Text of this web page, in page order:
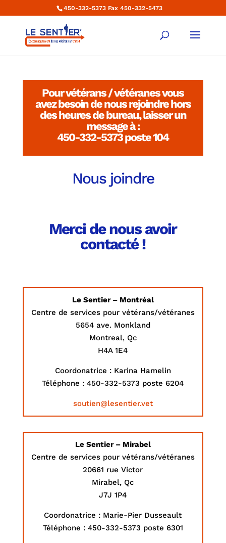
450-332-5373 Fax 450-332-5473
Pour vétérans / vétéranes vous
avez besoin de nous rejoindre hors
des heures de bureau, laisser un
message à :
450-332-5373 poste 104
Nous joindre
Merci de nous avoir
contacté !
Le Sentier – Montréal
Centre de services pour vétérans/vétéranes
5654 ave. Monkland
Montreal, Qc
H4A 1E4
Coordonatrice : Karina Hamelin
Téléphone : 450-332-5373 poste 6204
soutien@lesentier.vet
Le Sentier – Mirabel
Centre de services pour vétérans/vétéranes
20661 rue Victor
Mirabel, Qc
J7J 1P4
Coordonatrice : Marie-Pier Dusseault
Téléphone : 450-332-5373 poste 6301